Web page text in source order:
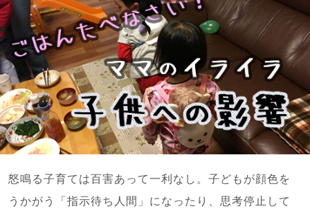
怒鳴る子育ては百害あって一利なし。子どもが顔色を
うかがう「指示待ち人間」になったり、思考停止して